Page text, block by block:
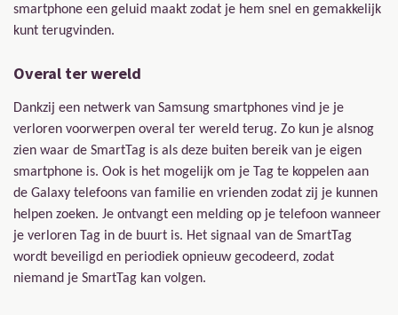
smartphone een geluid maakt zodat je hem snel en gemakkelijk
kunt terugvinden.
Overal ter wereld
Dankzij een netwerk van Samsung smartphones vind je je
verloren voorwerpen overal ter wereld terug. Zo kun je alsnog
zien waar de SmartTag is als deze buiten bereik van je eigen
smartphone is. Ook is het mogelijk om je Tag te koppelen aan
de Galaxy telefoons van familie en vrienden zodat zij je kunnen
helpen zoeken. Je ontvangt een melding op je telefoon wanneer
je verloren Tag in de buurt is. Het signaal van de SmartTag
wordt beveiligd en periodiek opnieuw gecodeerd, zodat
niemand je SmartTag kan volgen.